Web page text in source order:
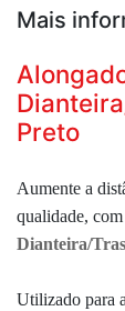
Mais
Preto
Aumente a
qualidade,
Dianteira/
Utilizado para